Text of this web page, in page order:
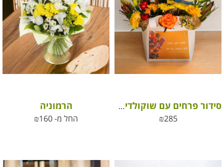
סידור פרחים עם שוקולדים, דבש וברכה ממותגת לחג ראש השנה
₪285
הרמוניה
החל מ- ₪160